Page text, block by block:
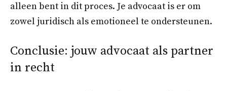
alleen bent in dit proces. Je advocaat is er om
zowel juridisch als emotioneel te ondersteunen.
Conclusie: jouw advocaat als partner
in recht